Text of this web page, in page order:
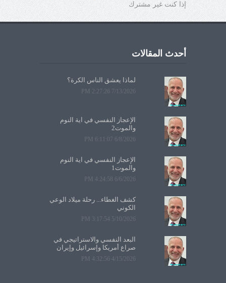
إذا كنت غير مشترك
أحدث المقالات
لماذا يعشق الناس الكرة؟
7/13/2026 2:27:26 PM
الإعجاز النفسي في آية النوم
والموت2
6/8/2026 6:11:07 PM
الإعجاز النفسي في آية النوم
والموت1
6/6/2026 4:24:58 PM
كشف الغطاء... رحلة ميلاد الوعي
الكوني
5/10/2026 3:17:54 PM
البعد النفسي والاستراتيجي في
صراع أمريكا وإسرائيل وإيران
4/15/2026 4:32:56 PM